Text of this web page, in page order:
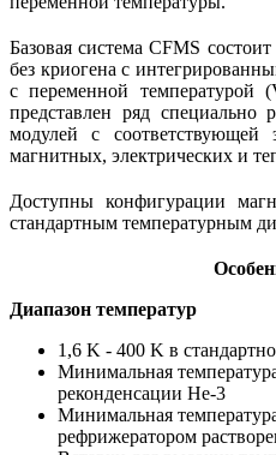
Базовая система CFMS
без криогена с
с переменной
представлен ряд специально
модулей с соответствующей
магнитных, электрических и
Доступны конфигурации
стандартным температурным
Диапазон температур
1,6 K - 400 K в
Минимальная
реконденсации Не-3
Минимальная
рефрижератором